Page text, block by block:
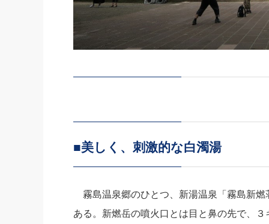
■美しく、刺激的な白濁湯
霧島温泉郷のひとつ、新湯温泉「霧島新燃
ある。新燃岳の噴火口とは目と鼻の先で、３